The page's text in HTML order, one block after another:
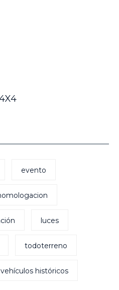
evento
luces
todoterreno
vehículos históricos